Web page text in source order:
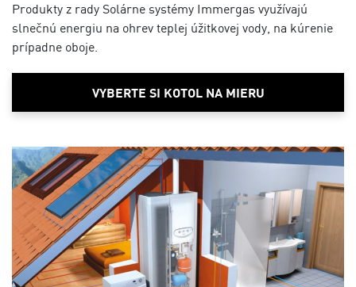
VÝROBA
KONTAKTY
Produkty z rady Solárne systémy Immergas využívajú
slnečnú energiu na ohrev teplej úžitkovej vody, na kúrenie
prípadne oboje.
VYBERTE SI KOTOL NA MIERU